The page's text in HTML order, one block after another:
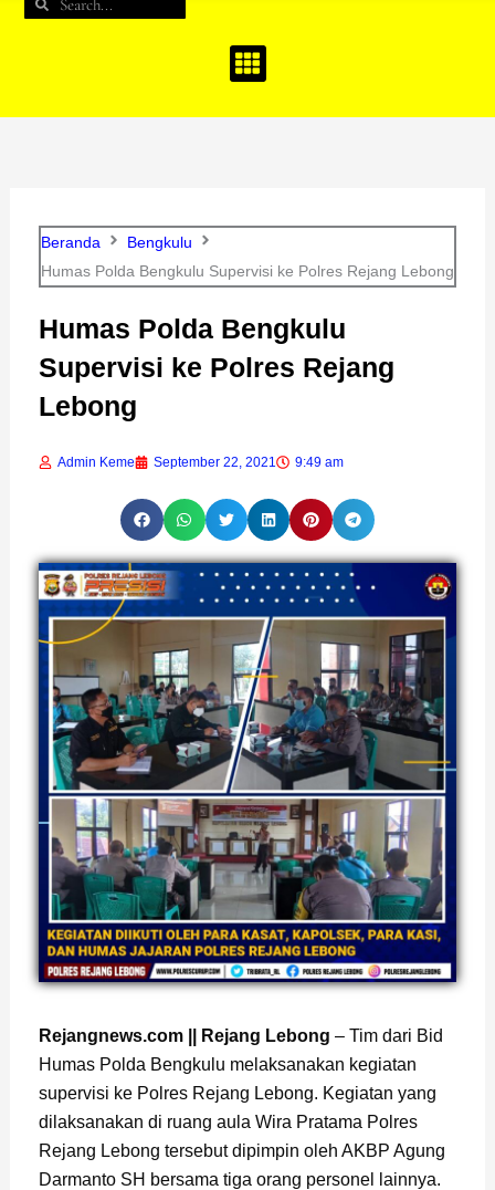
Beranda
Bengkulu
Humas Polda Bengkulu Supervisi ke Polres Rejang Lebong
Humas Polda Bengkulu
Supervisi ke Polres Rejang
Lebong
Admin Keme September 22, 2021 9:49 am
Rejangnews.com || Rejang Lebong – Tim dari Bid
Humas Polda Bengkulu melaksanakan kegiatan
supervisi ke Polres Rejang Lebong. Kegiatan yang
dilaksanakan di ruang aula Wira Pratama Polres
Rejang Lebong tersebut dipimpin oleh AKBP Agung
Darmanto SH bersama tiga orang personel lainnya.
Page
, Page